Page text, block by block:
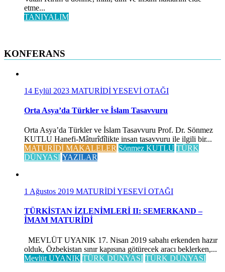
etme...
TANIYALIM
KONFERANS
14 Eylül 2023 MATURİDİ YESEVİ OTAĞI
Orta Asya’da Türkler ve İslam Tasavvuru
Orta Asya’da Türkler ve İslam Tasavvuru Prof. Dr. Sönmez
KUTLU Hanefi-Mâturîdîlikte insan tasavvuru ile ilgili bir...
MATURİDİ MAKALELER Sönmez KUTLU TÜRK
DÜNYASI YAZILAR
1 Ağustos 2019 MATURİDİ YESEVİ OTAĞI
TÜRKİSTAN İZLENİMLERİ II: SEMERKAND –
İMAM MATURİDİ
MEVLÜT UYANIK 17. Nisan 2019 sabahı erkenden hazır
olduk, Özbekistan sınır kapısına götürecek aracı beklerken,...
Mevlüt UYANIK TÜRK DÜNYASI TÜRK DÜNYASI